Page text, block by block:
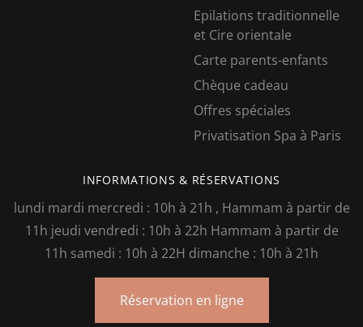
Epilations traditionnelle
et Cire orientale
Carte parents-enfants
Chèque cadeau
Offres spéciales
Privatisation Spa à Paris
INFORMATIONS & RÉSERVATIONS
lundi mardi mercredi : 10h à 21h , Hammam à partir de
11h jeudi vendredi : 10h à 22h Hammam à partir de
11h samedi : 10h à 22H dimanche : 10h à 21h
Réservation en ligne